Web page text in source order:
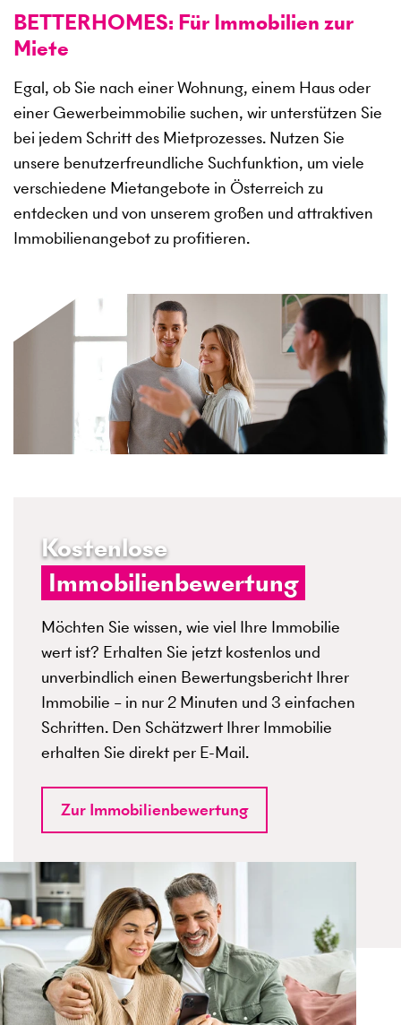
BETTERHOMES: Für Immobilien zur
Miete
Egal, ob Sie nach einer Wohnung, einem Haus oder
einer Gewerbeimmobilie suchen, wir unterstützen Sie
bei jedem Schritt des Mietprozesses. Nutzen Sie
unsere benutzerfreundliche Suchfunktion, um viele
verschiedene Mietangebote in Österreich zu
entdecken und von unserem großen und attraktiven
Immobilienangebot zu profitieren.
Kostenlose
Immobilienbewertung
Möchten Sie wissen, wie viel Ihre Immobilie
wert ist? Erhalten Sie jetzt kostenlos und
unverbindlich einen Bewertungsbericht Ihrer
Immobilie – in nur 2 Minuten und 3 einfachen
Schritten. Den Schätzwert Ihrer Immobilie
erhalten Sie direkt per E-Mail.
Zur Immobilienbewertung